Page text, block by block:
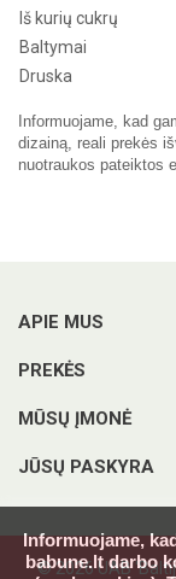
Iš kurių cukrų
Baltymai
Druska
Informuojame, kad
dizainą, reali prekės
nuotraukos pateiktos
APIE MUS
PREKĖS
MŪSŲ ĮMONĖ
JŪSŲ PASKYRA
Informuojame,
babune.lt darbo
© 2026 UAB